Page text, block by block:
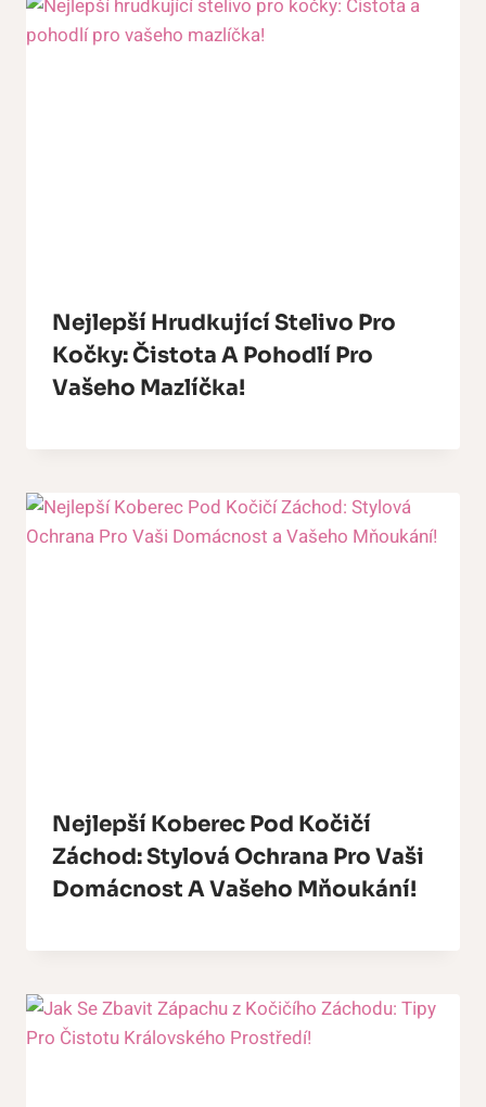
Nejlepší Hrudkující Stelivo Pro
Kočky: Čistota A Pohodlí Pro
Vašeho Mazlíčka!
Nejlepší Koberec Pod Kočičí
Záchod: Stylová Ochrana Pro Vaši
Domácnost A Vašeho Mňoukání!